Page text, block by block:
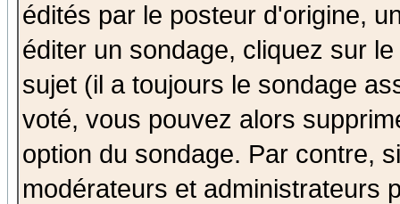
édités par le posteur d'origine,
éditer un sondage, cliquez sur
sujet (il a toujours le sondage
voté, vous pouvez alors
option du sondage. Par contre,
modérateurs et administrateurs